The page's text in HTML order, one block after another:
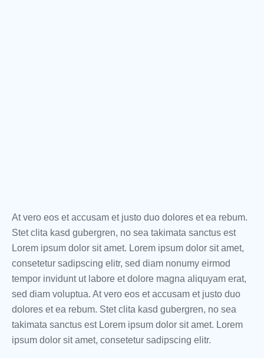
At vero eos et accusam et justo duo dolores et ea rebum.
Stet clita kasd gubergren, no sea takimata sanctus est
Lorem ipsum dolor sit amet. Lorem ipsum dolor sit amet,
consetetur sadipscing elitr, sed diam nonumy eirmod
tempor invidunt ut labore et dolore magna aliquyam erat,
sed diam voluptua. At vero eos et accusam et justo duo
dolores et ea rebum. Stet clita kasd gubergren, no sea
takimata sanctus est Lorem ipsum dolor sit amet. Lorem
ipsum dolor sit amet, consetetur sadipscing elitr.